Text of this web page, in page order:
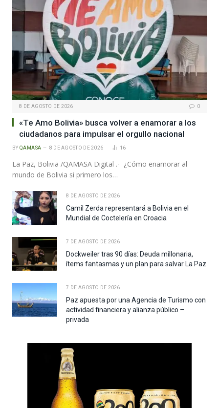
8 DE AGOSTO DE 2026 0
«Te Amo Bolivia» busca volver a enamorar a los
ciudadanos para impulsar el orgullo nacional
BY QAMASA 8 DE AGOSTO DE 2026 16
La Paz, Bolivia /QAMASA Digital .- ¿Cómo enamorar al
mundo de Bolivia si primero los…
8 DE AGOSTO DE 2026
Camil Zerda representará a Bolivia en el
Mundial de Coctelería en Croacia
7 DE AGOSTO DE 2026
Dockweiler tras 90 días: Deuda millonaria,
ítems fantasmas y un plan para salvar La Paz
7 DE AGOSTO DE 2026
Paz apuesta por una Agencia de Turismo con
actividad financiera y alianza público –
privada